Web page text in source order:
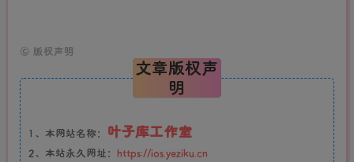
© 版权声明
文章版权声
明
1、本网站名称： 叶子库工作室
2、本站永久网址： https://ios.yeziku.cn